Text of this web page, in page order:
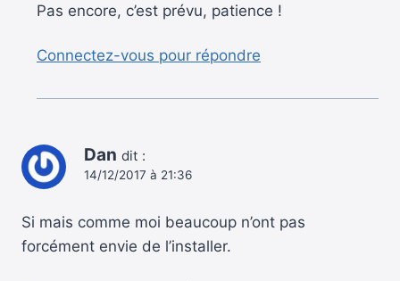
Pas encore, c’est prévu, patience !
Connectez-vous pour répondre
Dan dit :
14/12/2017 à 21:36
Si mais comme moi beaucoup n’ont pas
forcément envie de l’installer.